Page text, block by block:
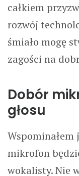
całkiem
rozwój
śmiało mogę
zagości na
Dobór
głosu
mikrofon
wokalisty. Nie